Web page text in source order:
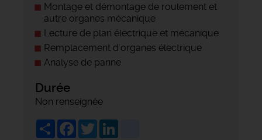
Montage et démontage de roulement et
autre organes mécanique
Lecture de plan électrique et mécanique
Remplacement d'organes électrique
Analyse de panne
Durée
Non renseignée
ShareFacebook
Twitter